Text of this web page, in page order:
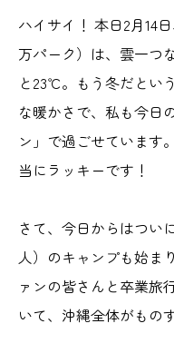
ハイサイ！ 本日2月14
万パーク）は、雲一つ
と23℃。もう冬だとい
な暖かさで、私も今日
ン」で過ごせています
当にラッキーです！
さて、今日からはつい
人）のキャンプも始ま
ァンの皆さんと卒業旅
いて、沖縄全体がもの